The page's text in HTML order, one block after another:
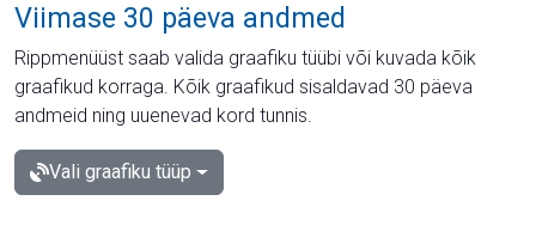
Viimase 30 päeva andmed
Rippmenüüst saab valida graafiku tüübi või kuvada kõik
graafikud korraga. Kõik graafikud sisaldavad 30 päeva
andmeid ning uuenevad kord tunnis.
Vali graafiku tüüp